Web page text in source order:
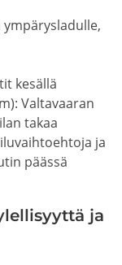
ympärysladulle,
kesällä
Valtavaaran
takaa
ja
päässä
ja